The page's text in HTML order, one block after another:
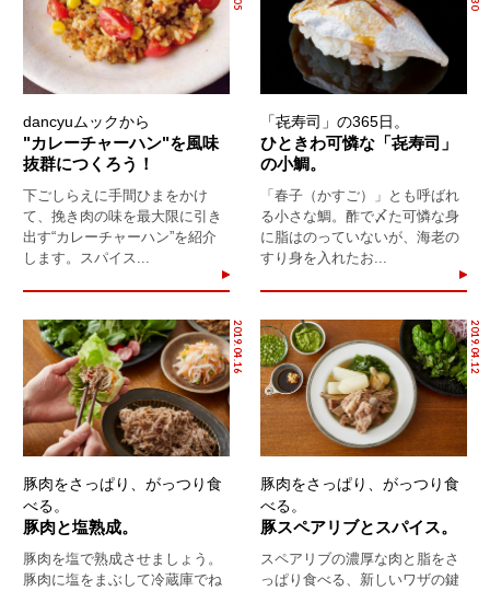
dancyuムックから
"カレーチャーハン"を風味
抜群につくろう！
下ごしらえに手間ひまをかけ
て、挽き肉の味を最大限に引き
出す“カレーチャーハン”を紹介
します。スパイス...
「㐂寿司」の365日。
ひときわ可憐な「㐂寿司」
の小鯛。
「春子（かすご）」とも呼ばれ
る小さな鯛。酢で〆た可憐な身
に脂はのっていないが、海老の
すり身を入れたお...
2019.04.16
豚肉をさっぱり、がっつり食
べる。
豚肉と塩熟成。
豚肉を塩で熟成させましょう。
豚肉に塩をまぶして冷蔵庫でね
2019.04.12
豚肉をさっぱり、がっつり食
べる。
豚スペアリブとスパイス。
スペアリブの濃厚な肉と脂をさ
っぱり食べる、新しいワザの鍵